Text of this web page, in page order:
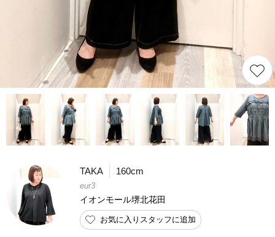
TAKA 160cm
eur3
イオンモール堺北花田
お気に入りスタッフに追加